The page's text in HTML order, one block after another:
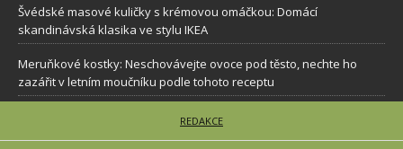
Švédské masové kuličky s krémovou omáčkou: Domácí
skandinávská klasika ve stylu IKEA
Meruňkové kostky: Neschovávejte ovoce pod těsto, nechte ho
zazářit v letním moučníku podle tohoto receptu
REDAKCE